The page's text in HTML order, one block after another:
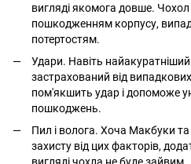
вигляді якомога довше.
пошкодженням корпусу,
потертостям.
Удари. Навіть
застрахований від
пом'якшить удар і допоможе
пошкоджень.
Пил і волога. Хоча Макбуки
захисту від цих факторів,